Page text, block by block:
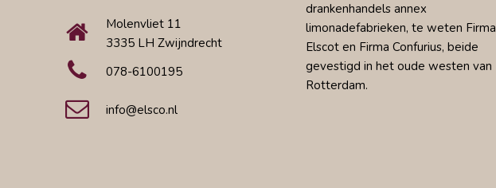
Molenvliet 11
3335 LH Zwijndrecht
078-6100195
info@elsco.nl
drankenhandels annex
limonadefabrieken, te weten Firma
Elscot en Firma Confurius, beide
gevestigd in het oude westen van
Rotterdam.